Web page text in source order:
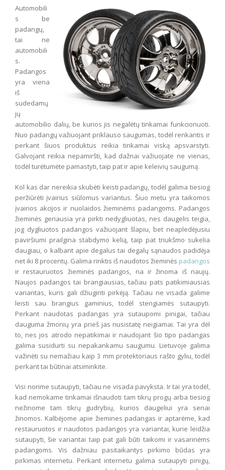
Automobili
s be
padangų,
tai ne
automobili
s.
Padangos
yra viena
iš
sudedamų
jų
automobilio dalių, be kurios jis negalėtų tinkamai funkcionuoti.
Nuo padangų važiuojant priklauso saugumas, todėl renkantis ir
perkant šiuos produktus reikia tinkamai viską apsvarstyti.
Galvojant reikia nepamiršti, kad dažnai važiuojate ne vienas,
todėl turėtumėte pamastyti, taip pat ir apie keleivių saugumą.
Kol kas dar nereikia skubėti keisti padangų, todėl galima tiesiog
peržiūrėti įvairius siūlomus variantus. Šiuo metu yra taikomos
įvairios akcijos ir nuolaidos žieminėms padangoms. Padangos
žieminės geriausia yra pirkti nedygliuotas, nes daugelis teigia,
jog dygliuotos padangos važiuojant šlapiu, bet neapledėjusiu
paviršiumi prailgina stabdymo kelią, taip pat triukšmo sukelia
daugiau, o kalbant apie degalus tai degalų sąnaudos padidėja
net iki 8 procentų. Galima rinktis iš naudotos žieminės padangos
ir restauruotos žieminės padangos, na ir žinoma iš naujų.
Naujos padangos tai brangiausias, tačiau pats patikimiausias
variantas, kuris gali džiuginti pirkėją. Tačiau ne visada galime
leisti sau brangius gaminius, todėl stengiamės sutaupyti.
Perkant naudotas padangas yra sutaupomi pinigai, tačiau
dauguma žmonių yra prieš jas nusistatę neigiamai. Tai yra dėl
to, nes jos atrodo nepatikimai ir naudojant šio tipo padangas
galima susidurti su nepakankamu saugumu. Lietuvoje galima
važinėti su nemažiau kaip 3 mm protektoriaus rašto gyliu, todėl
perkant tai būtinai atsiminkite.
Visi norime sutaupyti, tačiau ne visada pavyksta. Ir tai yra todėl,
kad nemokame tinkamai išnaudoti tam tikrų progų arba tiesiog
nežinome tam tikrų gudrybių, kurios daugeliui yra senai
žinomos. Kalbėjome apie žiemines padangas ir aptarėme, kad
restauruotos ir naudotos padangos yra variantai, kurie leidžia
sutaupyti, šie variantai taip pat gali būti taikomi ir vasarinėms
padangoms. Vis dažniau pasitaikantys pirkimo būdas yra
pirkimas internetu. Perkant internetu galima sutaupyti pinigų,